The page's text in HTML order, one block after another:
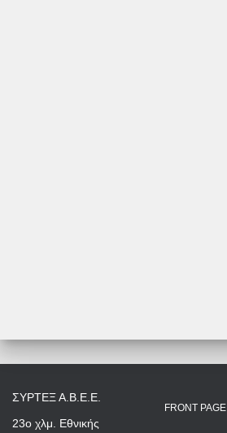
ΣΥΡΤΕΞ Α.Β.Ε.Ε.
23ο χλμ. Εθνικής
FRONT PAGE